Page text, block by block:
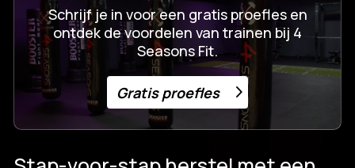
Schrijf je in voor een gratis proefles en
ontdek de voordelen van trainen bij 4
Seasons Fit.
Gratis proefles